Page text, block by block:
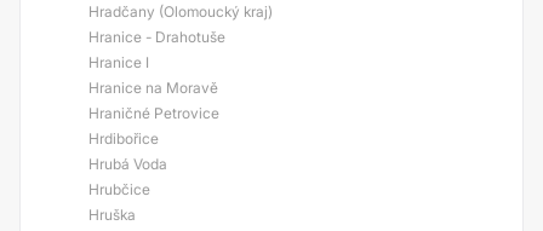
Hradčany (Olomoucký kraj)
Hranice - Drahotuše
Hranice I
Hranice na Moravě
Hraničné Petrovice
Hrdibořice
Hrubá Voda
Hrubčice
Hruška